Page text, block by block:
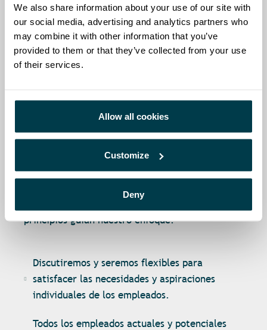
We also share information about your use of our site with
our social media, advertising and analytics partners who
may combine it with other information that you’ve
provided to them or that they’ve collected from your use
of their services.
Allow all cookies
Customize
Deny
conocimiento, la inventiva, la innovación, la
autoexpresión, las habilidades y el talento
únicos de nuestros empleados representa una
parte importante no solo de nuestra cultura,
incesantemente, un entorno en el que todos los
empleados actuales y futuros de Mercurius
Health pueden tener acceso a todas las
oportunidades de empleo adecuadas. En el
principios guían nuestro enfoque:
Discutiremos y seremos flexibles para
satisfacer las necesidades y aspiraciones
individuales de los empleados.
Todos los empleados actuales y potenciales